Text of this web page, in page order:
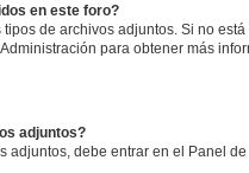
en este foro?
de archivos adjuntos. Si no
para obtener más
adjuntos?
adjuntos, debe entrar en el Panel